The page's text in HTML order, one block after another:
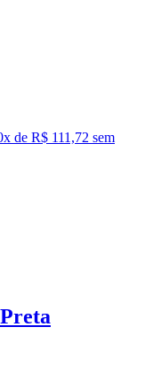
x de R$ 111,72 sem